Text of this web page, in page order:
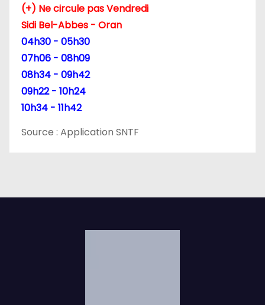
(+) Ne circule pas Vendredi
Sidi Bel-Abbes - Oran
04h30 - 05h30
07h06 - 08h09
08h34 - 09h42
09h22 - 10h24
10h34 - 11h42
Source : Application SNTF